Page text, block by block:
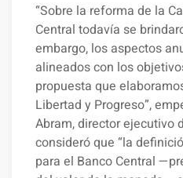
“Sobre la reforma de la
Central todavía se
embargo, los aspectos
alineados con los
propuesta que
Libertad y Progreso”,
Abram, director ejecutivo
consideró que “la
para el Banco Central